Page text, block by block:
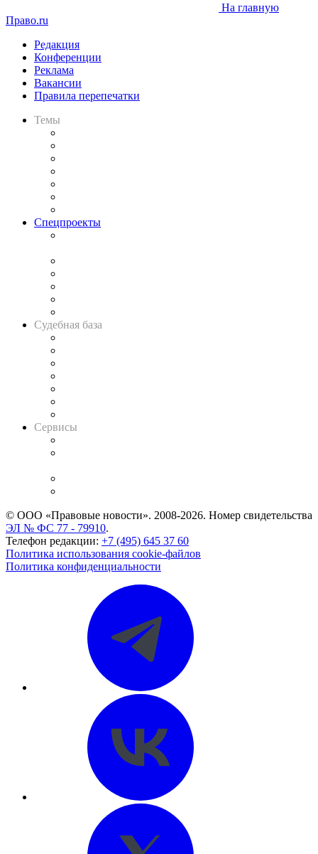
На главную
Право.ru
Редакция
Конференции
Реклама
Вакансии
Правила перепечатки
Темы
Спецпроекты
Судебная база
Сервисы
© ООО «Правовые новости». 2008-2026. Номер свидетельства
ЭЛ № ФС 77 - 79910.
Телефон редакции: +7 (495) 645 37 60
Политика использования cookie-файлов
Политика конфиденциальности